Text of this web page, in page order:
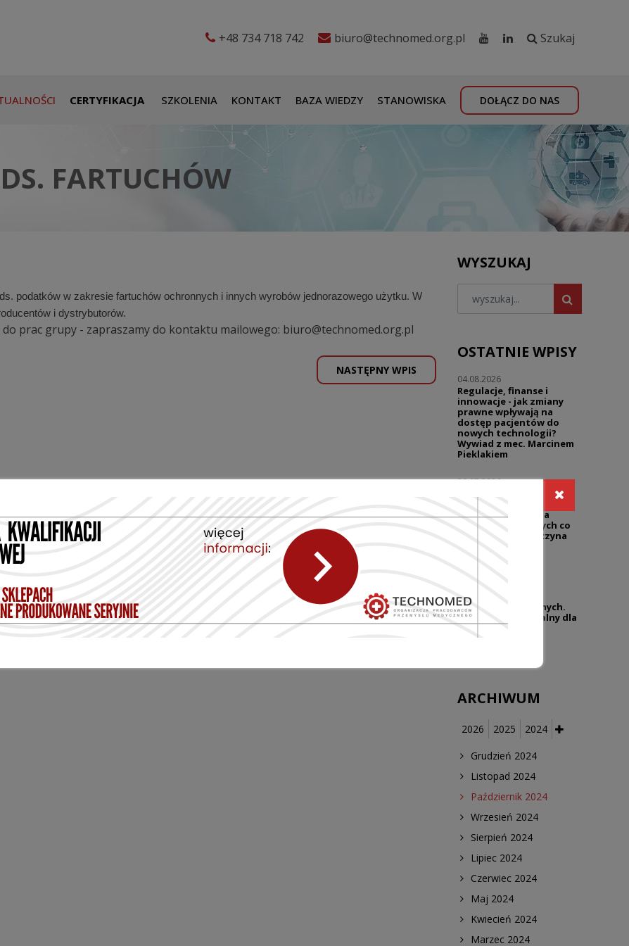
+48 734 718 742 biuro@technomed.org.pl Szukaj
CERTYFIKACJA SZKOLENIA KONTAKT BAZA WIEDZY STANOWISKA DOŁĄCZ DO NAS
FARTUCHÓW
podatków w zakresie fartuchów ochronnych i innych wyrobów jednorazowego użytku. W
i dystrybutorów.
prac grupy - zapraszamy do kontaktu mailowego: biuro@technomed.org.pl
NASTĘPNY WPIS
WYSZUKAJ
OSTATNIE WPISY
04.08.2026
Regulacje, finanse i
innowacje - jak zmiany
prawne wpływają na
dostęp pacjentów do
nowych technologii?
Wywiad z mec. Marcinem
Pieklakiem
30.07.2026
Warsztaty | Dialog w
praktyka | Reklama
sklepów medycznych co
wolno, a gdzie zaczyna
niedozwolonych
klauzulach umownych.
Temat wciąż aktualny dla
branży wyrobów
medycznych
ARCHIWUM
2026 2025
2024
Grudzień 2024
Listopad 2024
Październik 2024
Wrzesień 2024
Sierpień 2024
Lipiec 2024
Czerwiec 2024
Maj 2024
Kwiecień 2024
Marzec 2024